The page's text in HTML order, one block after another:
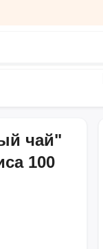
чай"
100